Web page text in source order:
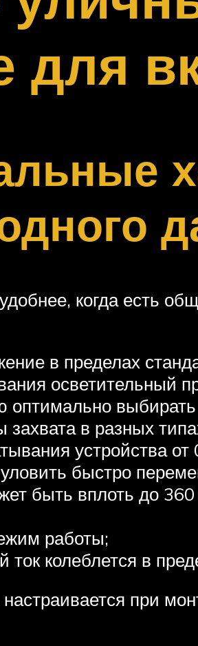
для
когда есть
в пределах
осветительный
оптимально
захвата в разных
устройства
быстро
быть вплоть до
работы;
ток колеблется в
настраивается при